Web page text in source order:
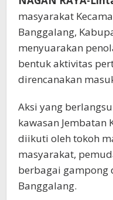
masyarakat
Banggalang,
menyuarakan
bentuk aktivitas
direncanakan
Aksi yang
kawasan Jembatan
diikuti oleh tokoh
masyarakat,
berbagai gampong
Banggalang.